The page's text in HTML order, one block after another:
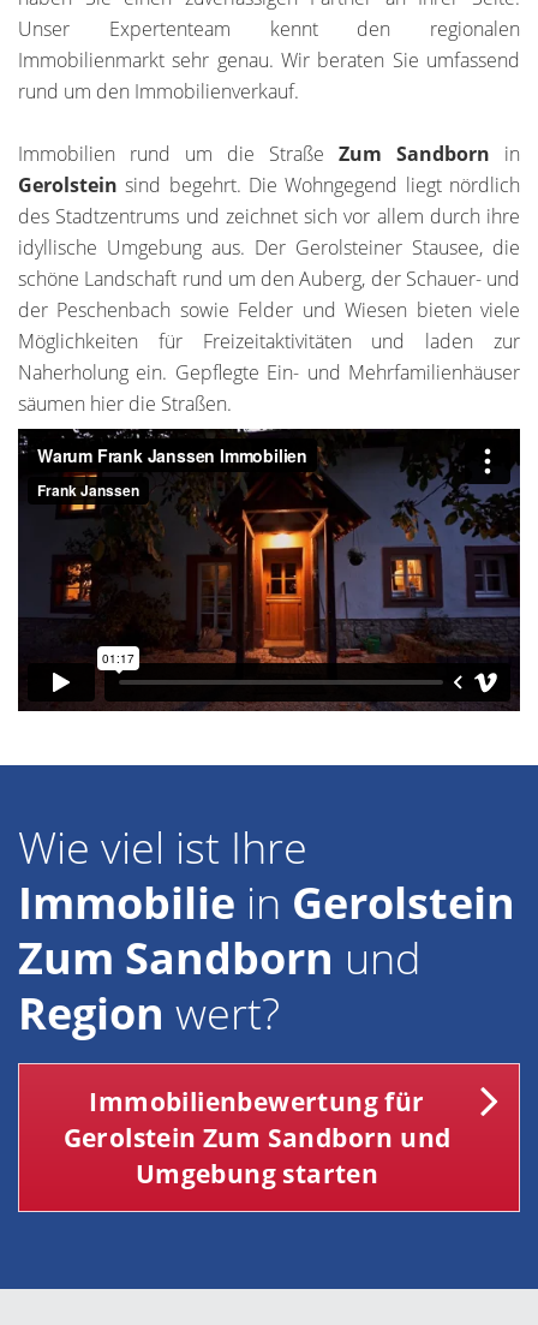
Unser Expertenteam kennt den regionalen
Immobilienmarkt sehr genau. Wir beraten Sie umfassend
rund um den Immobilienverkauf.
Immobilien rund um die Straße Zum Sandborn in
Gerolstein sind begehrt. Die Wohngegend liegt nördlich
des Stadtzentrums und zeichnet sich vor allem durch ihre
idyllische Umgebung aus. Der Gerolsteiner Stausee, die
schöne Landschaft rund um den Auberg, der Schauer- und
der Peschenbach sowie Felder und Wiesen bieten viele
Möglichkeiten für Freizeitaktivitäten und laden zur
Naherholung ein. Gepflegte Ein- und Mehrfamilienhäuser
säumen hier die Straßen.
Wie viel ist Ihre
Immobilie in Gerolstein
Zum Sandborn und
Region wert?
Immobilienbewertung für
Gerolstein Zum Sandborn und
Umgebung starten